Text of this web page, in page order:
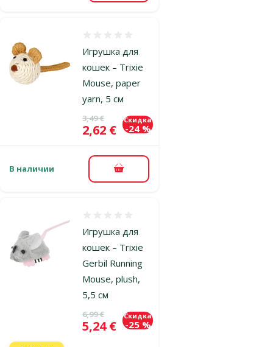
Игрушка для
кошек – Trixie
Mouse, paper
yarn, 5 см
Исходная цена
3,49 €
Цена
2,62 €
Скидка
-24 %
В наличии В корзину
Игрушка для
кошек – Trixie
Gerbil Running
Mouse, plush,
5,5 см
Исходная цена
6,99 €
Цена
5,24 €
Скидка
-25 %